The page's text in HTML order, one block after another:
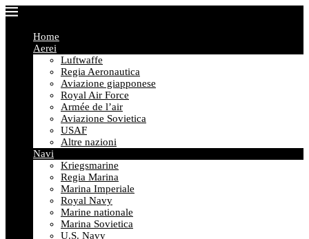
Home
Aerei
Luftwaffe
Regia Aeronautica
Aviazione giapponese
Royal Air Force
Armée de l’air
Aviazione Sovietica
USAF
Altre nazioni
Navi
Kriegsmarine
Regia Marina
Marina Imperiale
Royal Navy
Marine nationale
Marina Sovietica
U.S. Navy